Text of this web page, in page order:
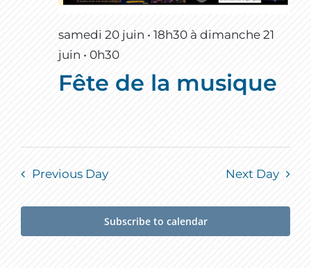
samedi 20 juin • 18h30 à dimanche 21
juin • 0h30
Fête de la musique
Previous Day Next Day
Subscribe to calendar